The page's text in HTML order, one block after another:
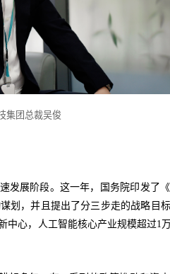
集团总裁吴俊
发展阶段。这一年，国务院印发了
，并且提出了分三步走的战略目标
心，人工智能核心产业规模超过1